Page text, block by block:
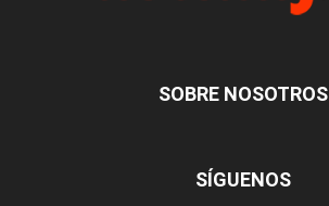
SOBRE NOSOTROS
SÍGUENOS